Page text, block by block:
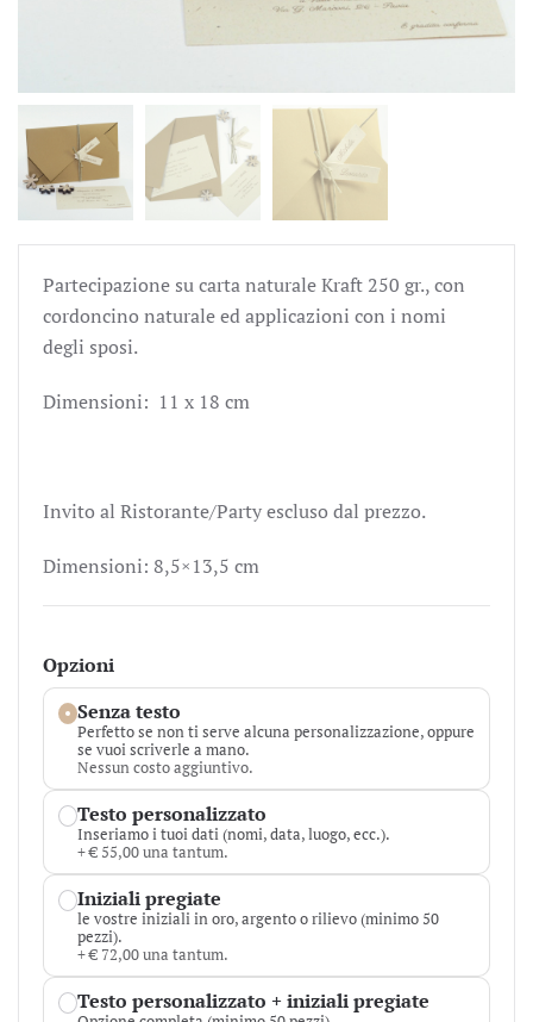
Partecipazione su carta naturale Kraft 250 gr., con
cordoncino naturale ed applicazioni con i nomi
degli sposi.
Dimensioni: 11 x 18 cm
Invito al Ristorante/Party escluso dal prezzo.
Dimensioni: 8,5×13,5 cm
Opzioni
Senza testo
Perfetto se non ti serve alcuna personalizzazione, oppure
se vuoi scriverle a mano.
Nessun costo aggiuntivo.
Testo personalizzato
Inseriamo i tuoi dati (nomi, data, luogo, ecc.).
+ € 55,00 una tantum.
Iniziali pregiate
le vostre iniziali in oro, argento o rilievo (minimo 50
pezzi).
+ € 72,00 una tantum.
Testo personalizzato + iniziali pregiate